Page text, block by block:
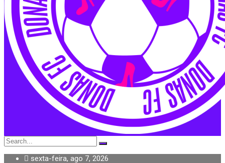
Search
for:
sexta-feira, ago 7, 2026